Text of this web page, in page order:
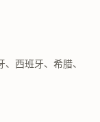
西班牙、希腊、